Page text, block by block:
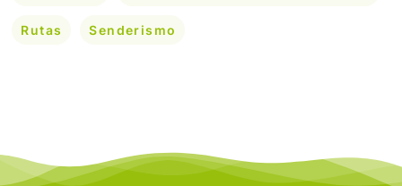
Rutas Senderismo